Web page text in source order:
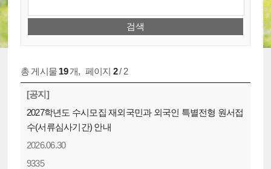
총 게시물 19개, 페이지 2/ 2
[공지]
2027학년도 수시모집 재외국민과 외국인 특별전형 원서접
수(서류심사기간) 안내
2026.06.30
9335